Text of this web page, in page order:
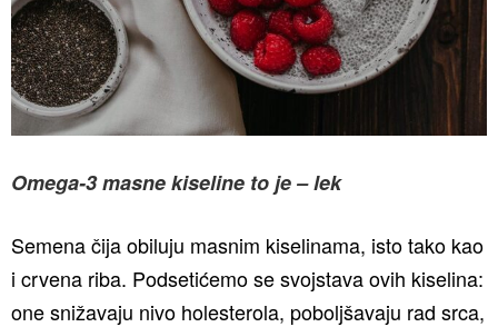
Omega-3 masne kiseline to je – lek
Semena čija obiluju masnim kiselinama, isto tako kao
i crvena riba. Podsetićemo se svojstava ovih kiselina:
one snižavaju nivo holesterola, poboljšavaju rad srca,